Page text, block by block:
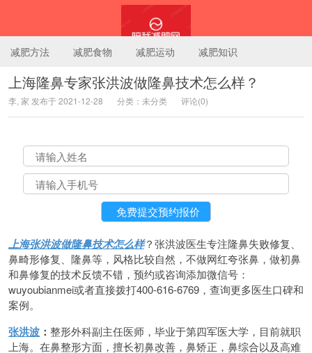
陪我减肥网
减肥方法 减肥食物 减肥运动 减肥知识
上海隆鼻专家张洪波做隆鼻技术怎么样？
李, 家 发布于 2021-12-28 分类：未分类 评论(0)
上海张洪波做隆鼻技术怎么样？张洪波医生专注隆鼻失败修复、
鼻畸形修复、隆鼻等，风格比较自然，不做网红夸张鼻，做初鼻
和鼻修复的技术反馈不错，预约或咨询添加微信号：
wuyoubianmei或者直接拨打400-616-6769，查询更多医生口碑和
案例。
张洪波 ： 整形外科副主任医师，毕业于第四军医大学，目前就职
上海。在鼻整形方面，擅长初鼻改善，鼻矫正，鼻综合以及高难